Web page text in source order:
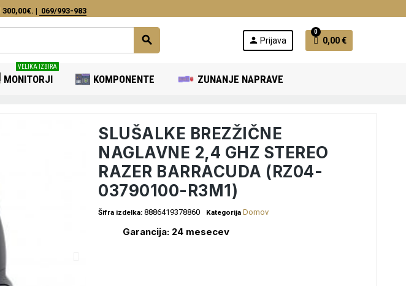
300,00€. | 069/993-983
search person Prijava
0
0,00 €
MONITORJI
VELIKA IZBIRA
KOMPONENTE ZUNANJE NAPRAVE
SLUŠALKE BREZŽIČNE
NAGLAVNE 2,4 GHZ STEREO
RAZER BARRACUDA (RZ04-
03790100-R3M1)
Šifra izdelka: 8886419378860 Kategorija Domov
Garancija: 24 mesecev